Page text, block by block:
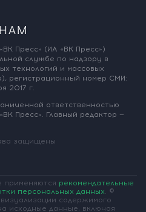
Пресс» (ИА «ВК Пресс»)
службе по надзору в
технологий и массовых
регистрационный номер СМИ:
2017 г.
ответственностью
Пресс». Главный редактор —
защищены
применяются рекомендательные
персональных данных. ©
содержимого
исходные данные, включая